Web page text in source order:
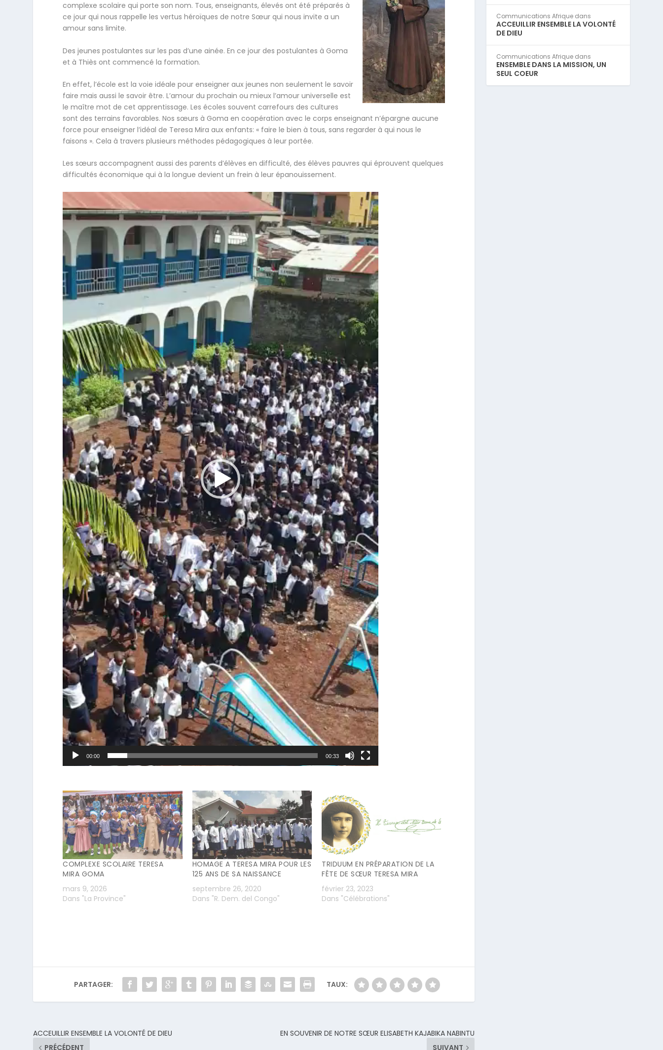
complexe scolaire qui porte son nom. Tous, enseignants, élevés ont été préparés à
ce jour qui nous rappelle les vertus héroïques de notre Sœur qui nous invite a un
amour sans limite.
Des jeunes postulantes sur les pas d’une ainée. En ce jour des postulantes à Goma
et à Thiès ont commencé la formation.
En effet, l’école est la voie idéale pour enseigner aux jeunes non seulement le savoir
faire mais aussi le savoir être. L’amour du prochain ou mieux l’amour universelle est
le maître mot de cet apprentissage. Les écoles souvent carrefours des cultures
sont des terrains favorables. Nos sœurs à Goma en coopération avec le corps enseignant n’épargne aucune
force pour enseigner l’idéal de Teresa Mira aux enfants: « faire le bien à tous, sans regarder à qui nous le
faisons ». Cela à travers plusieurs méthodes pédagogiques à leur portée.
Les sœurs accompagnent aussi des parents d’élèves en difficulté, des élèves pauvres qui éprouvent quelques
difficultés économique qui à la longue devient un frein à leur épanouissement.
vidéo
00:00 00:33
COMPLEXE SCOLAIRE TERESA
MIRA GOMA
mars 9, 2026
Dans "La Province"
HOMAGE A TERESA MIRA POUR LES
125 ANS DE SA NAISSANCE
septembre 26, 2020
Dans "R. Dem. del Congo"
TRIDUUM EN PRÉPARATION DE LA
FÊTE DE SŒUR TERESA MIRA
février 23, 2023
Dans "Célébrations"
PARTAGER: TAUX:
ACCEUILLIR ENSEMBLE LA VOLONTÉ DE DIEU
PRÉCÉDENT
EN SOUVENIR DE NOTRE SŒUR ELISABETH KAJABIKA NABINTU
SUIVANT
Communications Afrique dans
ACCEUILLIR ENSEMBLE LA VOLONTÉ
DE DIEU
Communications Afrique dans
ENSEMBLE DANS LA MISSION, UN
SEUL COEUR